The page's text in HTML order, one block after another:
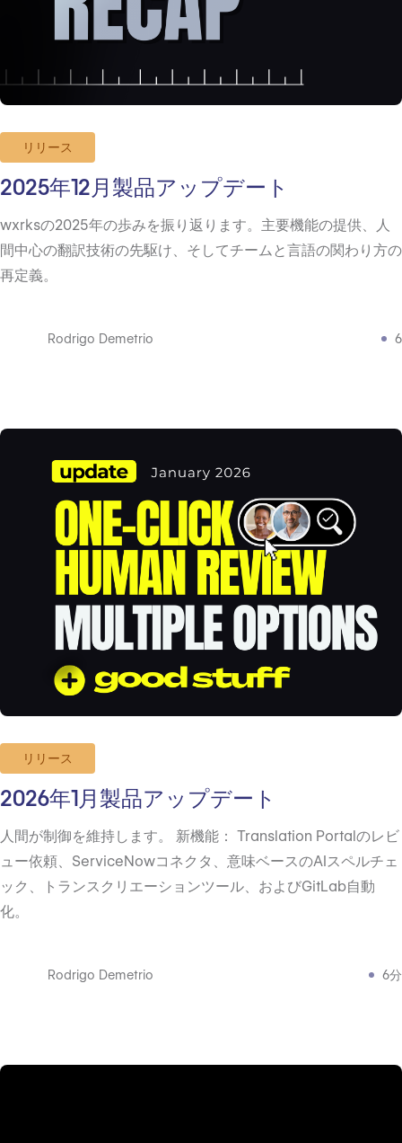
リリース
2025年12月製品アップデート
wxrksの2025年の歩みを振り返ります。主要機能の提供、人
間中心の翻訳技術の先駆け、そしてチームと言語の関わり方の
再定義。
Rodrigo Demetrio 6
リリース
2026年1月製品アップデート
人間が制御を維持します。 新機能： Translation Portalのレビ
ュー依頼、ServiceNowコネクタ、意味ベースのAIスペルチェ
ック、トランスクリエーションツール、およびGitLab自動
化。
Rodrigo Demetrio 6分